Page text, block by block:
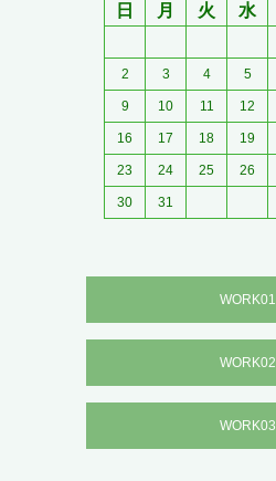
日 月 火 水
2 3 4 5
9 10 11 12
16 17 18 19
23 24 25 26
30 31
WORK01
WORK02
WORK03